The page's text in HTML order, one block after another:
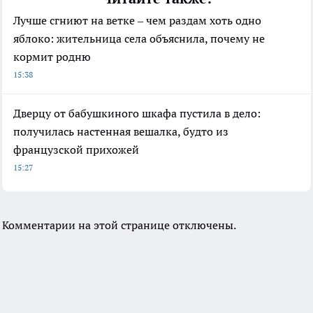
Лучше сгниют на ветке – чем раздам хоть одно
яблоко: жительница села объяснила, почему не
кормит родню
15:38
Дверцу от бабушкиного шкафа пустила в дело:
получилась настенная вешалка, будто из
французской прихожей
15:27
Комментарии на этой странице отключены.